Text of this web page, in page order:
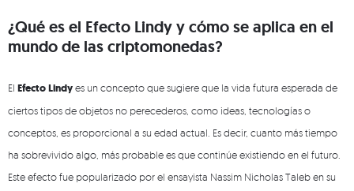
¿Qué es el Efecto Lindy y cómo se aplica en el
mundo de las criptomonedas?
El Efecto Lindyes un concepto que sugiere que la vida futura esperada de
ciertos tipos de objetos no perecederos, como ideas, tecnologías o
conceptos, es proporcional a su edad actual. Es decir, cuanto más tiempo
ha sobrevivido algo, más probable es que continúe existiendo en el futuro.
Este efecto fue popularizado por el ensayista Nassim Nicholas Taleb en su